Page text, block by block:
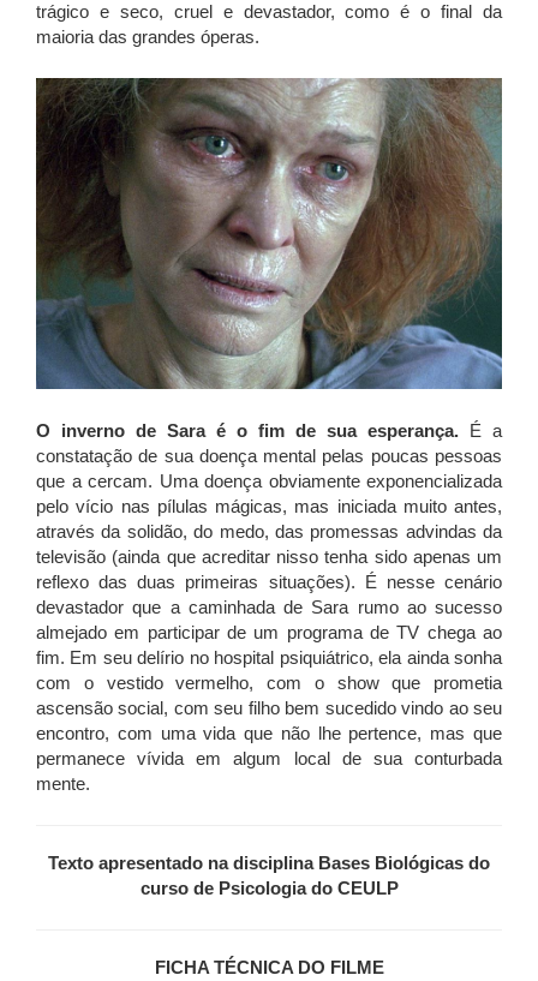
trágico e seco, cruel e devastador, como é o final da
maioria das grandes óperas.
O inverno de Sara é o fim de sua esperança. É a
constatação de sua doença mental pelas poucas pessoas
que a cercam. Uma doença obviamente exponencializada
pelo vício nas pílulas mágicas, mas iniciada muito antes,
através da solidão, do medo, das promessas advindas da
televisão (ainda que acreditar nisso tenha sido apenas um
reflexo das duas primeiras situações). É nesse cenário
devastador que a caminhada de Sara rumo ao sucesso
almejado em participar de um programa de TV chega ao
fim. Em seu delírio no hospital psiquiátrico, ela ainda sonha
com o vestido vermelho, com o show que prometia
ascensão social, com seu filho bem sucedido vindo ao seu
encontro, com uma vida que não lhe pertence, mas que
permanece vívida em algum local de sua conturbada
mente.
Texto apresentado na disciplina Bases Biológicas do
curso de Psicologia do CEULP
FICHA TÉCNICA DO FILME